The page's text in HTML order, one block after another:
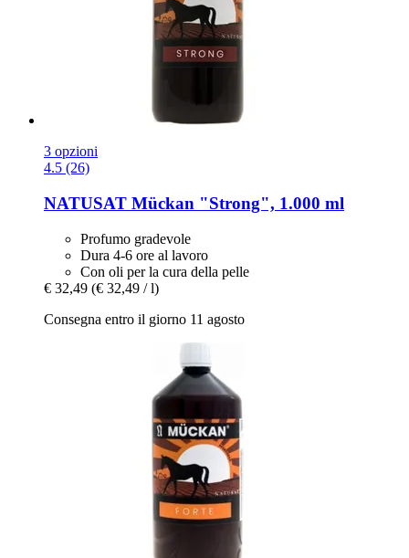
3 opzioni
4.5 (26)
NATUSAT Mückan "Strong", 1.000 ml
Profumo gradevole
Dura 4-6 ore al lavoro
Con oli per la cura della pelle
€ 32,49 (€ 32,49 / l)
Consegna entro il giorno 11 agosto